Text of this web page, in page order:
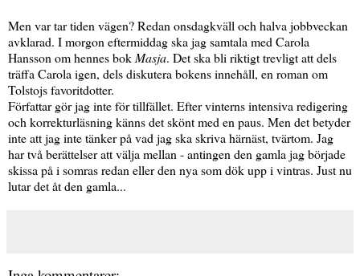
Men var tar tiden vägen? Redan onsdagkväll och halva jobbveckan
avklarad. I morgon eftermiddag ska jag samtala med Carola
Hansson om hennes bok Masja. Det ska bli riktigt trevligt att dels
träffa Carola igen, dels diskutera bokens innehåll, en roman om
Tolstojs favoritdotter.
Författar gör jag inte för tillfället. Efter vinterns intensiva redigering
och korrekturläsning känns det skönt med en paus. Men det betyder
inte att jag inte tänker på vad jag ska skriva härnäst, tvärtom. Jag
har två berättelser att välja mellan - antingen den gamla jag började
skissa på i somras redan eller den nya som dök upp i vintras. Just nu
lutar det åt den gamla...